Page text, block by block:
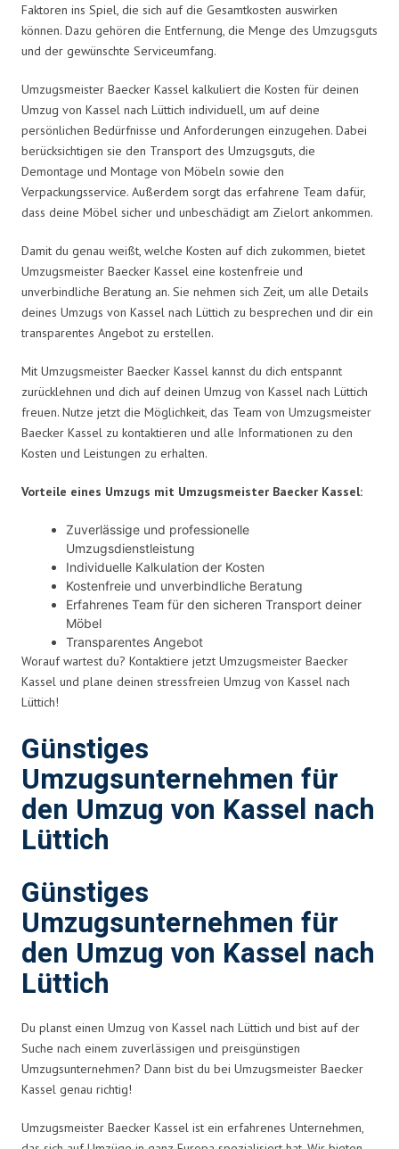
Faktoren ins Spiel, die sich auf die Gesamtkosten auswirken
können. Dazu gehören die Entfernung, die Menge des Umzugsguts
und der gewünschte Serviceumfang.
Umzugsmeister Baecker Kassel kalkuliert die Kosten für deinen
Umzug von Kassel nach Lüttich individuell, um auf deine
persönlichen Bedürfnisse und Anforderungen einzugehen. Dabei
berücksichtigen sie den Transport des Umzugsguts, die
Demontage und Montage von Möbeln sowie den
Verpackungsservice. Außerdem sorgt das erfahrene Team dafür,
dass deine Möbel sicher und unbeschädigt am Zielort ankommen.
Damit du genau weißt, welche Kosten auf dich zukommen, bietet
Umzugsmeister Baecker Kassel eine kostenfreie und
unverbindliche Beratung an. Sie nehmen sich Zeit, um alle Details
deines Umzugs von Kassel nach Lüttich zu besprechen und dir ein
transparentes Angebot zu erstellen.
Mit Umzugsmeister Baecker Kassel kannst du dich entspannt
zurücklehnen und dich auf deinen Umzug von Kassel nach Lüttich
freuen. Nutze jetzt die Möglichkeit, das Team von Umzugsmeister
Baecker Kassel zu kontaktieren und alle Informationen zu den
Kosten und Leistungen zu erhalten.
Vorteile eines Umzugs mit Umzugsmeister Baecker Kassel:
Zuverlässige und professionelle
Umzugsdienstleistung
Individuelle Kalkulation der Kosten
Kostenfreie und unverbindliche Beratung
Erfahrenes Team für den sicheren Transport deiner
Möbel
Transparentes Angebot
Worauf wartest du? Kontaktiere jetzt Umzugsmeister Baecker
Kassel und plane deinen stressfreien Umzug von Kassel nach
Lüttich!
Günstiges
Umzugsunternehmen für
den Umzug von Kassel nach
Lüttich
Günstiges
Umzugsunternehmen für
den Umzug von Kassel nach
Lüttich
Du planst einen Umzug von Kassel nach Lüttich und bist auf der
Suche nach einem zuverlässigen und preisgünstigen
Umzugsunternehmen? Dann bist du bei Umzugsmeister Baecker
Kassel genau richtig!
Umzugsmeister Baecker Kassel ist ein erfahrenes Unternehmen,